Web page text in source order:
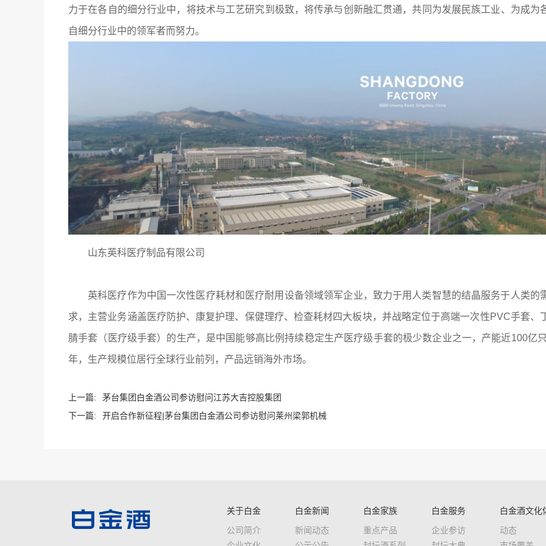
力于在各自的细分行业中，将技术与工艺研究到极致，将传承与创新融汇贯通，共同为发展民族工业、为成为
自细分行业中的领军者而努力。
山东英科医疗制品有限公司
英科医疗作为中国一次性医疗耗材和医疗耐用设备领域领军企业，致力于用人类智慧的结晶服务于人类的
求，主营业务涵盖医疗防护、康复护理、保健理疗、检查耗材四大板块，并战略定位于高端一次性PVC手套、
腈手套（医疗级手套）的生产，是中国能够高比例持续稳定生产医疗级手套的极少数企业之一，产能近100亿
年，生产规模位居行全球行业前列，产品远销海外市场。
上一篇:
茅台集团白金酒公司参访慰问江苏大吉控股集团
下一篇:
开启合作新征程|茅台集团白金酒公司参访慰问莱州梁郭机械
关于白金
公司简介
白金新闻
新闻动态
白金家族
重点产品
白金服务
企业参访
白金酒文化
动态